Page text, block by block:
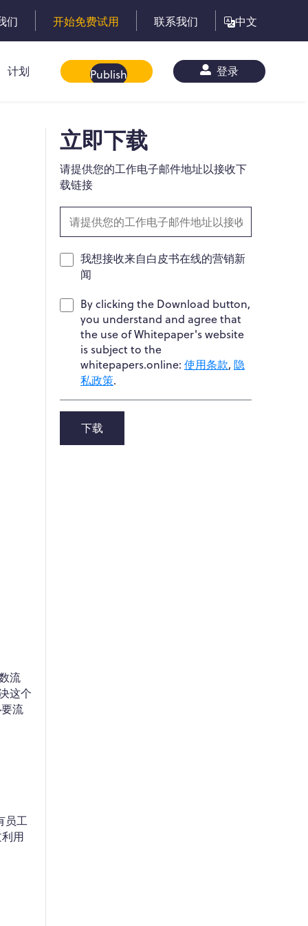
们 开始免费试用 联系我们 中文
计划 Publish
白皮书 登录
流
这个
流
员工
用
立即下载
请提供您的工作电子邮件地址以接收下
载链接
我想接收来自白皮书在线的营销新
闻
By clicking the Download button,
you understand and agree that
the use of Whitepaper's website
is subject to the
whitepapers.online: 使用条款, 隐
私政策.
下载